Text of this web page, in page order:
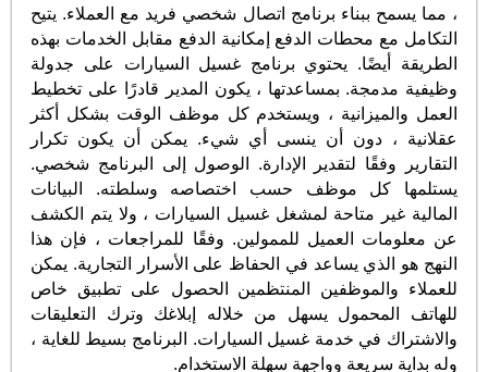
، مما يسمح ببناء برنامج اتصال شخصي فريد مع العملاء. يتيح
التكامل مع محطات الدفع إمكانية الدفع مقابل الخدمات بهذه
الطريقة أيضًا. يحتوي برنامج غسيل السيارات على جدولة
وظيفية مدمجة. بمساعدتها ، يكون المدير قادرًا على تخطيط
العمل والميزانية ، ويستخدم كل موظف الوقت بشكل أكثر
عقلانية ، دون أن ينسى أي شيء. يمكن أن يكون تكرار
التقارير وفقًا لتقدير الإدارة. الوصول إلى البرنامج شخصي.
يستلمها كل موظف حسب اختصاصه وسلطته. البيانات
المالية غير متاحة لمشغل غسيل السيارات ، ولا يتم الكشف
عن معلومات العميل للممولين. وفقًا للمراجعات ، فإن هذا
النهج هو الذي يساعد في الحفاظ على الأسرار التجارية. يمكن
للعملاء والموظفين المنتظمين الحصول على تطبيق خاص
للهاتف المحمول يسهل من خلاله إبلاغك وترك التعليقات
والاشتراك في خدمة غسيل السيارات. البرنامج بسيط للغاية ،
وله بداية سريعة وواجهة سهلة الاستخدام.